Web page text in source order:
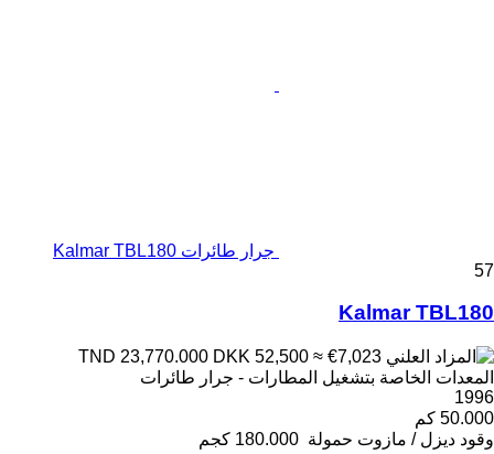
جرار طائرات Kalmar TBL180
57
Kalmar TBL180
DKK 52,500 ≈ €7,023
المعدات الخاصة بتشغيل المطارات - جرار طائرات
1996
50.000 كم
وقود ديزل / مازوت حمولة 180.000 كجم